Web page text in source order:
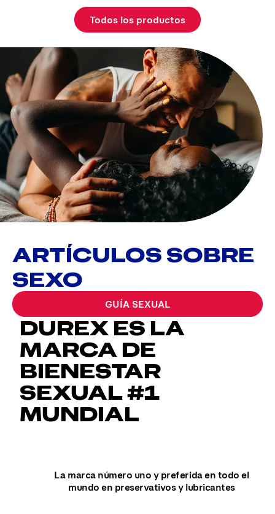
Todos los productos
ARTÍCULOS SOBRE
SEXO
GUÍA SEXUAL
DUREX ES LA
MARCA DE
BIENESTAR
SEXUAL #1
MUNDIAL
La marca número uno y preferida en todo el
mundo en preservativos y lubricantes